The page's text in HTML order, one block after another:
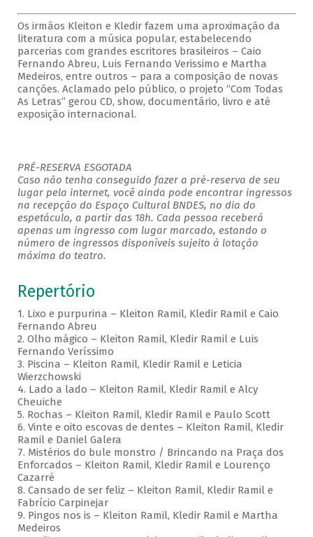
Os irmãos Kleiton e Kledir fazem uma aproximação da
literatura com a música popular, estabelecendo
parcerias com grandes escritores brasileiros – Caio
Fernando Abreu, Luis Fernando Verissimo e Martha
Medeiros, entre outros – para a composição de novas
canções. Aclamado pelo público, o projeto “Com Todas
As Letras” gerou CD, show, documentário, livro e até
exposição internacional.
PRÉ-RESERVA ESGOTADA
Caso não tenha conseguido fazer a pré-reserva de seu
lugar pela internet, você ainda pode encontrar ingressos
na recepção do Espaço Cultural BNDES, no dia do
espetáculo, a partir das 18h. Cada pessoa receberá
apenas um ingresso com lugar marcado, estando o
número de ingressos disponíveis sujeito à lotação
máxima do teatro.
Repertório
1. Lixo e purpurina – Kleiton Ramil, Kledir Ramil e Caio
Fernando Abreu
2. Olho mágico – Kleiton Ramil, Kledir Ramil e Luis
Fernando Veríssimo
3. Piscina – Kleiton Ramil, Kledir Ramil e Leticia
Wierzchowski
4. Lado a lado – Kleiton Ramil, Kledir Ramil e Alcy
Cheuiche
5. Rochas – Kleiton Ramil, Kledir Ramil e Paulo Scott
6. Vinte e oito escovas de dentes – Kleiton Ramil, Kledir
Ramil e Daniel Galera
7. Mistérios do bule monstro / Brincando na Praça dos
Enforcados – Kleiton Ramil, Kledir Ramil e Lourenço
Cazarré
8. Cansado de ser feliz – Kleiton Ramil, Kledir Ramil e
Fabrício Carpinejar
9. Pingos nos is – Kleiton Ramil, Kledir Ramil e Martha
Medeiros